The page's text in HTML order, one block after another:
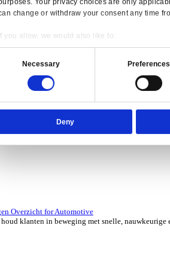
Oplossingen Overzicht for Verhuur
administratieve kosten met software
ontdek de ERP-oplossingen die